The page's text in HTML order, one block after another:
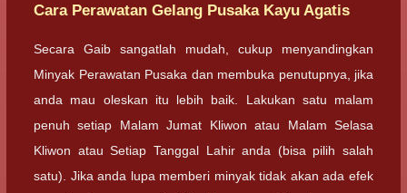
Cara Perawatan Gelang Pusaka Kayu Agatis
Secara Gaib sangatlah mudah, cukup menyandingkan
Minyak Perawatan Pusaka dan membuka penutupnya, jika
anda mau oleskan itu lebih baik. Lakukan satu malam
penuh setiap Malam Jumat Kliwon atau Malam Selasa
Kliwon atau Setiap Tanggal Lahir anda (bisa pilih salah
satu). Jika anda lupa memberi minyak tidak akan ada efek